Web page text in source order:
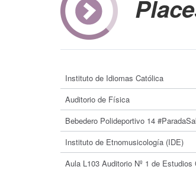
Instituto de Idiomas Católica
Auditorio de Física
Bebedero Polideportivo 14
Instituto de Etnomusicología (IDE)
Aula L103 Auditorio Nº 1 de Estudios